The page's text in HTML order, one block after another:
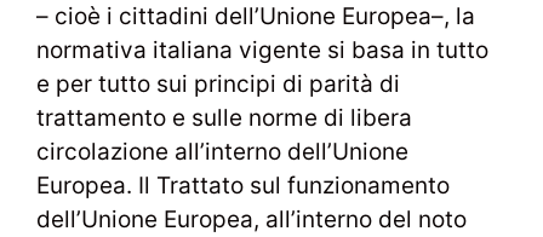
– cioè i cittadini dell’Unione Europea–, la
normativa italiana vigente si basa in tutto
e per tutto sui principi di parità di
trattamento e sulle norme di libera
circolazione all’interno dell’Unione
Europea. Il Trattato sul funzionamento
dell’Unione Europea, all’interno del noto